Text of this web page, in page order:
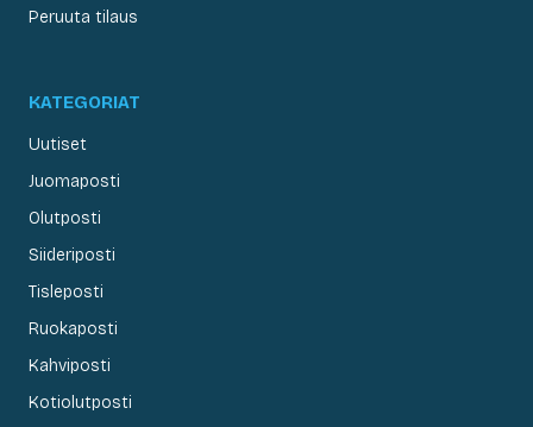
Peruuta tilaus
KATEGORIAT
Uutiset
Juomaposti
Olutposti
Siideriposti
Tisleposti
Ruokaposti
Kahviposti
Kotiolutposti